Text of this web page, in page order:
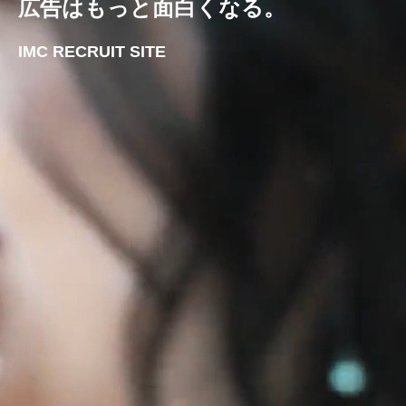
広告はもっと面白くなる。
IMC RECRUIT SITE